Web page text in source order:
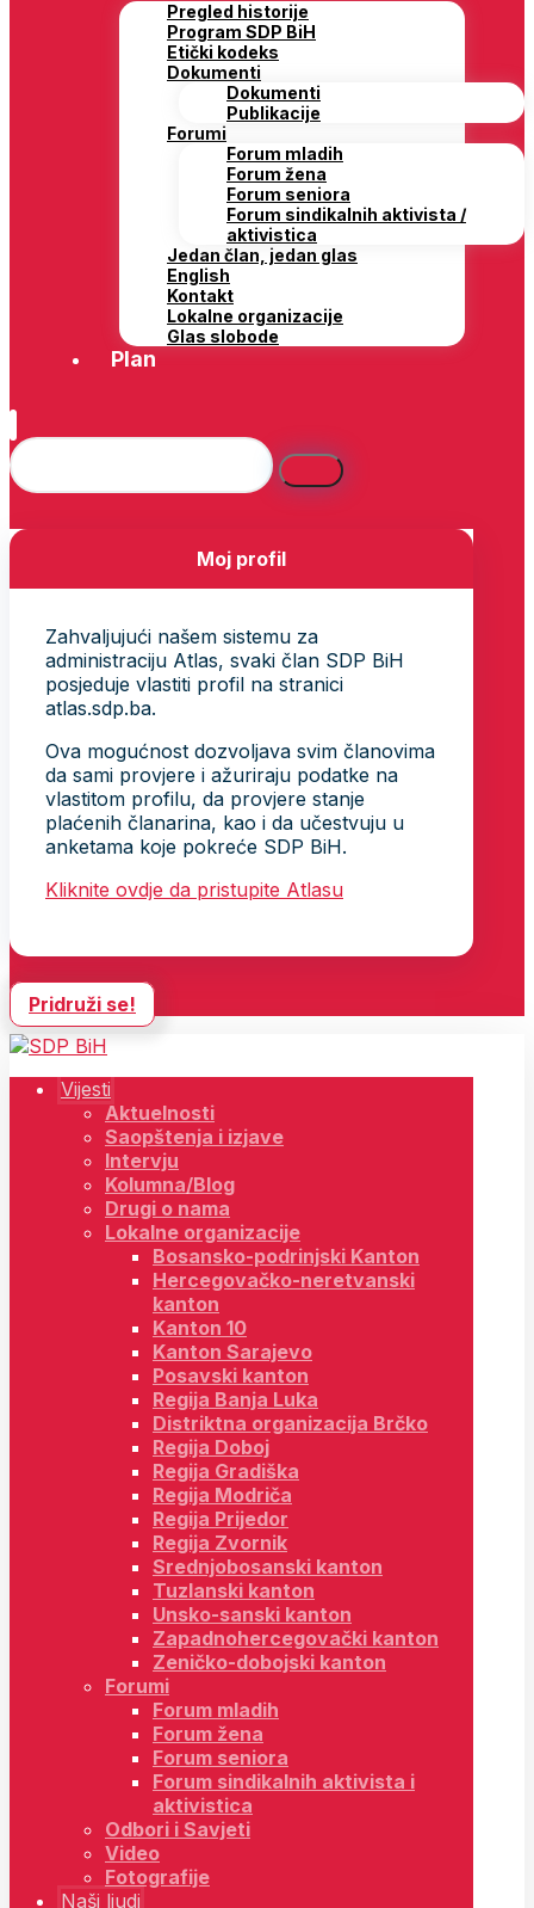
Pregled historije
Program SDP BiH
Etički kodeks
Dokumenti
Dokumenti
Publikacije
Forumi
Forum mladih
Forum žena
Forum seniora
Forum sindikalnih aktivista /
aktivistica
Jedan član, jedan glas
English
Kontakt
Lokalne organizacije
Glas slobode
Plan
Moj profil
Zahvaljujući našem sistemu za
administraciju Atlas, svaki član SDP BiH
posjeduje vlastiti profil na stranici
atlas.sdp.ba.
Ova mogućnost dozvoljava svim članovima
da sami provjere i ažuriraju podatke na
vlastitom profilu, da provjere stanje
plaćenih članarina, kao i da učestvuju u
anketama koje pokreće SDP BiH.
Kliknite ovdje da pristupite Atlasu
Pridruži se!
Vijesti
Aktuelnosti
Saopštenja i izjave
Intervju
Kolumna/Blog
Drugi o nama
Lokalne organizacije
Bosansko-podrinjski Kanton
Hercegovačko-neretvanski
kanton
Kanton 10
Kanton Sarajevo
Posavski kanton
Regija Banja Luka
Distriktna organizacija Brčko
Regija Doboj
Regija Gradiška
Regija Modriča
Regija Prijedor
Regija Zvornik
Srednjobosanski kanton
Tuzlanski kanton
Unsko-sanski kanton
Zapadnohercegovački kanton
Zeničko-dobojski kanton
Forumi
Forum mladih
Forum žena
Forum seniora
Forum sindikalnih aktivista i
aktivistica
Odbori i Savjeti
Video
Fotografije
Naši ljudi